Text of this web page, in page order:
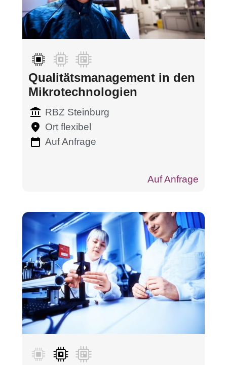
Qualitätsmanagement in den
Mikrotechnologien
RBZ Steinburg
Ort flexibel
Auf Anfrage
Auf Anfrage